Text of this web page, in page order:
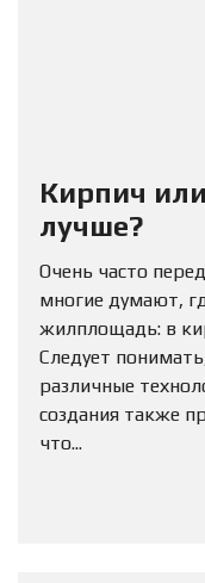
Кирпич
лучше?
Очень часто
многие думают,
жилплощадь: в
Следует
различные
создания также
что...